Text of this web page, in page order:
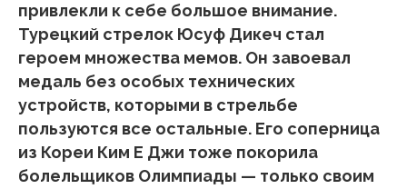
привлекли к себе большое внимание.
Турецкий стрелок Юсуф Дикеч стал
героем множества мемов. Он завоевал
медаль без особых технических
устройств, которыми в стрельбе
пользуются все остальные. Его соперница
из Кореи Ким Е Джи тоже покорила
болельщиков Олимпиады — только своим